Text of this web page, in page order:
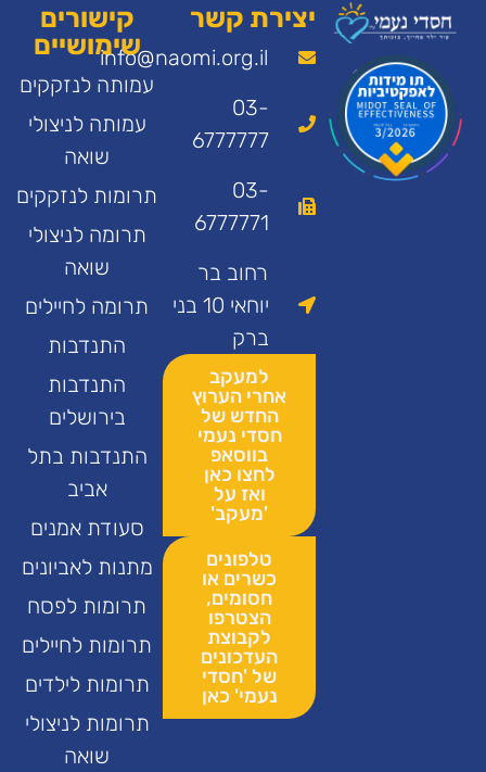
יצירת קשר
info@naomi.org.il
03-
6777777
03-
6777771
רחוב בר
יוחאי 10 בני
ברק
למעקב
אחרי הערוץ
החדש של
חסדי נעמי
בווסאפ
לחצו כאן
ואז על
'מעקב'
טלפונים
כשרים או
חסומים,
הצטרפו
לקבוצת
העדכונים
של 'חסדי
נעמי' כאן
קישורים
שימושיים
עמותה לנזקקים
עמותה לניצולי
שואה
תרומות לנזקקים
תרומה לניצולי
שואה
תרומה לחיילים
התנדבות
התנדבות
בירושלים
התנדבות בתל
אביב
סעודת אמנים
מתנות לאביונים
תרומות לפסח
תרומות לחיילים
תרומות לילדים
תרומות לניצולי
שואה